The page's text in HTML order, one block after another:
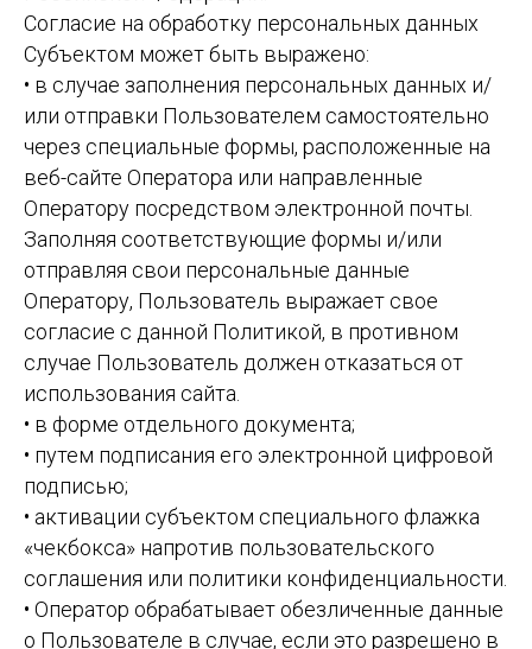
Согласие на обработку персональных данных
Субъектом может быть выражено:
• в случае заполнения персональных данных и/
или отправки Пользователем самостоятельно
через специальные формы, расположенные на
веб-сайте Оператора или направленные
Оператору посредством электронной почты.
Заполняя соответствующие формы и/или
отправляя свои персональные данные
Оператору, Пользователь выражает свое
согласие с данной Политикой, в противном
случае Пользователь должен отказаться от
использования сайта.
• в форме отдельного документа;
• путем подписания его электронной цифровой
подписью;
• активации субъектом специального флажка
«чекбокса» напротив пользовательского
соглашения или политики конфиденциальности.
• Оператор обрабатывает обезличенные данные
о Пользователе в случае, если это разрешено в